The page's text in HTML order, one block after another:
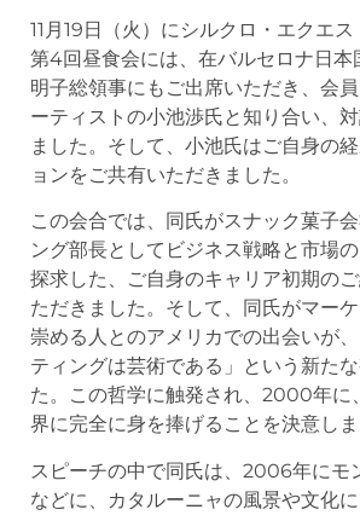
11月19日（火）にシルクロ・エクエ
第4回昼食会には、在バルセロナ日本
明子総領事にもご出席いただき、会
ーティストの小池渉氏と知り合い、
ました。そして、小池氏はご自身の
ョンをご共有いただきました。
この会合では、同氏がスナック菓子
ング部長としてビジネス戦略と市場
探求した、ご自身のキャリア初期の
ただきました。そして、同氏がマー
崇める人とのアメリカでの出会いが
ティングは芸術である」という新た
た。この哲学に触発され、2000年に
界に完全に身を捧げることを決意しま
スピーチの中で同氏は、2006年にモ
などに、カタルーニャの風景や文化